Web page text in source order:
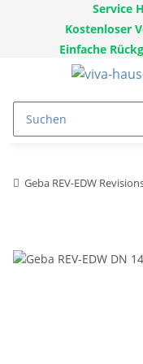
Service
Kostenloser
Einfache
Geba REV-EDW